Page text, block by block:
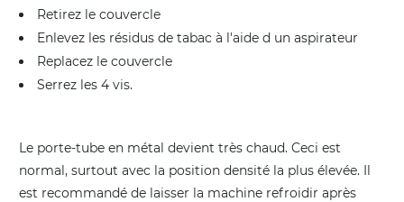
Retirez le couvercle
Enlevez les résidus de tabac à l'aide d un aspirateur
Replacez le couvercle
Serrez les 4 vis.
Le porte-tube en métal devient très chaud. Ceci est
normal, surtout avec la position densité la plus élevée. Il
est recommandé de laisser la machine refroidir après